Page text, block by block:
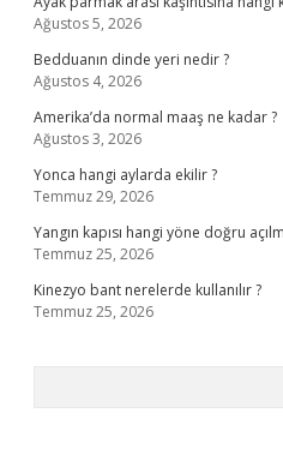
Ağustos 5, 2026
Bedduanın dinde yeri nedir ?
Ağustos 4, 2026
Amerika’da normal maaş ne kadar ?
Ağustos 3, 2026
Yonca hangi aylarda ekilir ?
Temmuz 29, 2026
Yangın kapısı hangi yöne doğru
Temmuz 25, 2026
Kinezyo bant nerelerde kullanılır ?
Temmuz 25, 2026